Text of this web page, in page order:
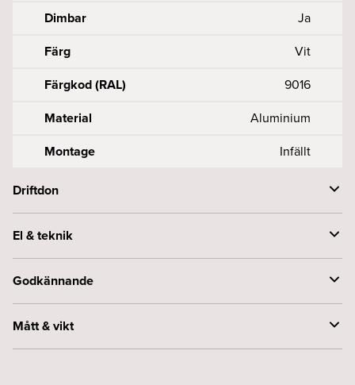
Dimbar
Ja
Färg
Vit
Färgkod (RAL)
9016
Material
Aluminium
Montage
Infällt
Driftdon
Drivdonstyp
Styrning
DALI
El & teknik
Spänning (V)
Godkännande
Kapslingsklass (IP)
Skyddsklass
1
Mått & vikt